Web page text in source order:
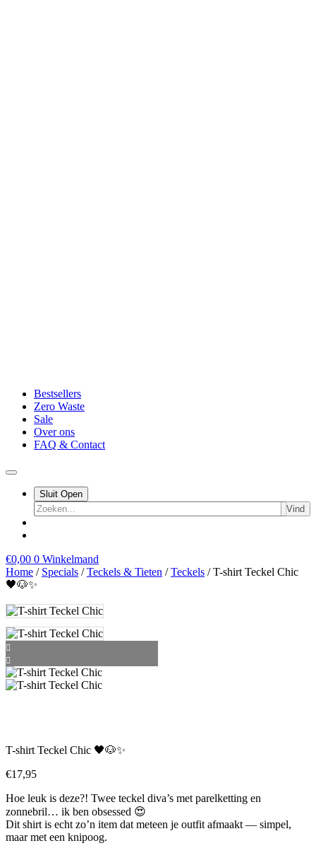
Bestsellers
Zero Waste
Sale
Over ons
FAQ & Contact
Sluit Open
Vind
€0,00 0 Winkelmand
Home / Specials /Teckels & Tieten /Teckels / T-shirt Teckel Chic
🖤🐶✨
T-shirt Teckel Chic 🖤🐶✨
€17,95
Hoe leuk is deze?! Twee teckel diva’s met parelketting en
zonnebril… ik ben obsessed 😍
Dit shirt is echt zo’n item dat meteen je outfit afmaakt — simpel,
maar met een knipoog.